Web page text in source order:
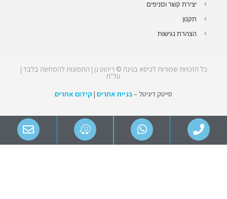
יצירת קשר וסניפים
תקנון
הצהרת נגישות
כל הזכויות שמורות לכיסא בגינה © ריהוט גן | התמונות להמחשה בלבד |
טל"ח
סייטק דיגיטל –בניית אתרים | קידום אתרים